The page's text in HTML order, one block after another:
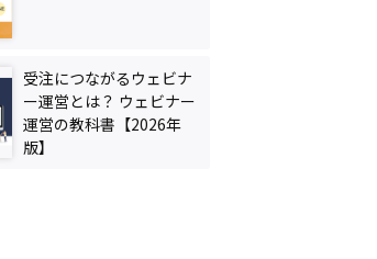
受注につながるウェビナ
ー運営とは？ ウェビナー
運営の教科書【2026年
版】